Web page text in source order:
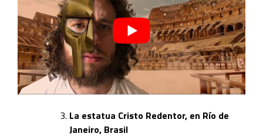
La estatua Cristo Redentor, en Río de
Janeiro, Brasil